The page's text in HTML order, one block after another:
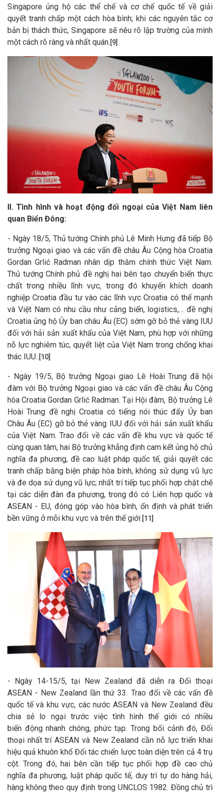
Singapore ủng hộ các thể chế và cơ chế quốc tế về giải
quyết tranh chấp một cách hòa bình; khi các nguyên tắc cơ
bản bị thách thức, Singapore sẽ nêu rõ lập trường của mình
một cách rõ ràng và nhất quán. [9]
II. Tình hình và hoạt động đối ngoại của Việt Nam liên
quan Biển Đông:
- Ngày 18/5, Thủ tướng Chính phủ Lê Minh Hưng đã tiếp Bộ
trưởng Ngoại giao và các vấn đề châu Âu Cộng hòa Croatia
Gordan Grlić Radman nhân dịp thăm chính thức Việt Nam.
Thủ tướng Chính phủ đề nghị hai bên tạo chuyển biến thực
chất trong nhiều lĩnh vực, trong đó khuyến khích doanh
nghiệp Croatia đầu tư vào các lĩnh vực Croatia có thế mạnh
và Việt Nam có nhu cầu như cảng biển, logistics,… đề nghị
Croatia ủng hộ Ủy ban châu Âu (EC) sớm gỡ bỏ thẻ vàng IUU
đối với hải sản xuất khẩu của Việt Nam, phù hợp với những
nỗ lực nghiêm túc, quyết liệt của Việt Nam trong chống khai
thác IUU.. [10]
- Ngày 19/5, Bộ trưởng Ngoại giao Lê Hoài Trung đã hội
đàm với Bộ trưởng Ngoại giao và các vấn đề châu Âu Cộng
hòa Croatia Gordan Grlić Radman. Tại Hội đàm, Bộ trưởng Lê
Hoài Trung đề nghị Croatia có tiếng nói thúc đẩy Ủy ban
Châu Âu (EC) gỡ bỏ thẻ vàng IUU đối với hải sản xuất khẩu
của Việt Nam. Trao đổi về các vấn đề khu vực và quốc tế
cùng quan tâm, hai Bộ trưởng khẳng định cam kết ủng hộ chủ
nghĩa đa phương, đề cao luật pháp quốc tế, giải quyết các
tranh chấp bằng biện pháp hòa bình, không sử dụng vũ lực
và đe dọa sử dụng vũ lực; nhất trí tiếp tục phối hợp chặt chẽ
tại các diễn đàn đa phương, trong đó có Liên hợp quốc và
ASEAN - EU, đóng góp vào hòa bình, ổn định và phát triển
bền vững ở mỗi khu vực và trên thế giới. [11]
- Ngày 14-15/5, tại New Zealand đã diễn ra Đối thoại
ASEAN - New Zealand lần thứ 33. Trao đổi về các vấn đề
quốc tế và khu vực, các nước ASEAN và New Zealand đều
chia sẻ lo ngại trước việc tình hình thế giới có nhiều
biến động nhanh chóng, phức tạp. Trong bối cảnh đó, Đối
thoại nhất trí ASEAN và New Zealand cần nỗ lực triển khai
hiệu quả khuôn khổ Đối tác chiến lược toàn diện trên cả 4 trụ
cột. Trong đó, hai bên cần tiếp tục phối hợp đề cao chủ
nghĩa đa phương, luật pháp quốc tế, duy trì tự do hàng hải,
hàng không theo quy định trong UNCLOS 1982. Đồng chủ trì